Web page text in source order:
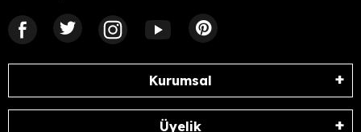
Kurumsal
Üyelik